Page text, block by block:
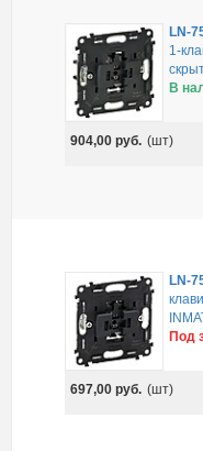
LN-
1-
В
904,00 руб. (шт)
LN-
Под
697,00 руб. (шт)